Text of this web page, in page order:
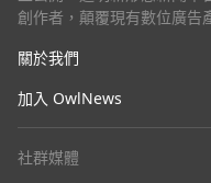
創作者，顛覆現有數位廣告
關於我們
加入 OwlNews
社群媒體